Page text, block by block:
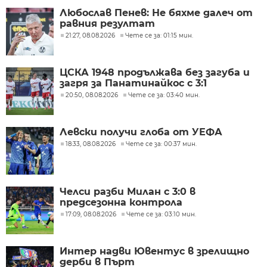
Любослав Пенев: Не бяхме далеч от
равния резултат
21:27, 08.08.2026 Чете се за: 01:15 мин.
ЦСКА 1948 продължава без загуба и
загря за Панатинайкос с 3:1
20:50, 08.08.2026 Чете се за: 03:40 мин.
Левски получи глоба от УЕФА
18:33, 08.08.2026 Чете се за: 00:37 мин.
Челси разби Милан с 3:0 в
предсезонна контрола
17:09, 08.08.2026 Чете се за: 03:10 мин.
Интер надви Ювентус в зрелищно
дерби в Пърт